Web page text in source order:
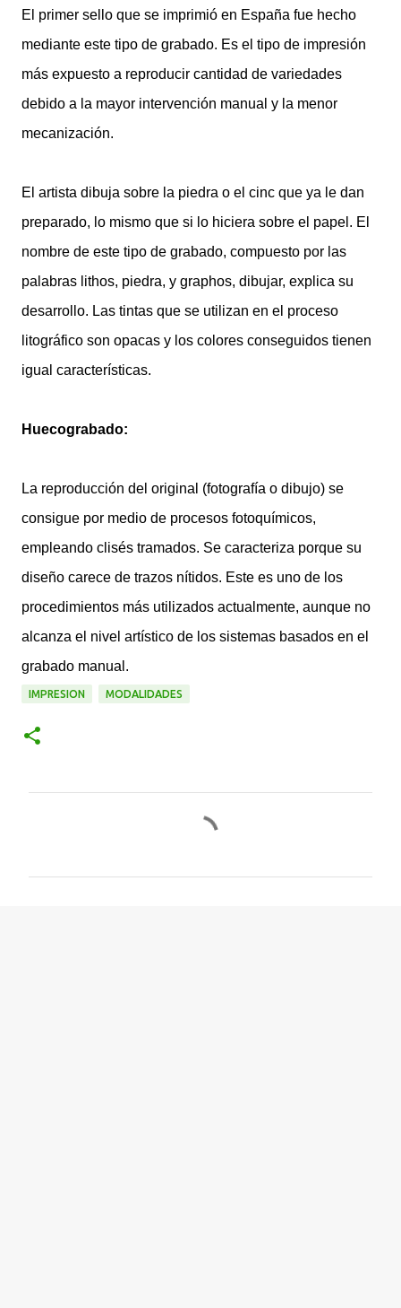
El primer sello que se imprimió en España fue hecho
mediante este tipo de grabado. Es el tipo de impresión
más expuesto a reproducir cantidad de variedades
debido a la mayor intervención manual y la menor
mecanización.
El artista dibuja sobre la piedra o el cinc que ya le dan
preparado, lo mismo que si lo hiciera sobre el papel. El
nombre de este tipo de grabado, compuesto por las
palabras lithos, piedra, y graphos, dibujar, explica su
desarrollo. Las tintas que se utilizan en el proceso
litográfico son opacas y los colores conseguidos tienen
igual características.
Huecograbado:
La reproducción del original (fotografía o dibujo) se
consigue por medio de procesos fotoquímicos,
empleando clisés tramados. Se caracteriza porque su
diseño carece de trazos nítidos. Este es uno de los
procedimientos más utilizados actualmente, aunque no
alcanza el nivel artístico de los sistemas basados en el
grabado manual.
IMPRESION MODALIDADES